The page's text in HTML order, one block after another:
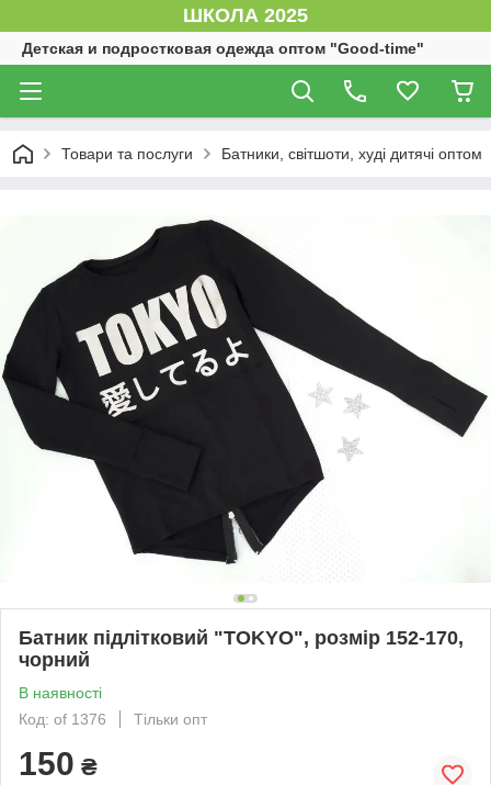
ШКОЛА 2025
Детская и подростковая одежда оптом "Good-time"
Товари та послуги Батники, світшоти, худі дитячі оптом
Батник підлітковий "TOKYO", розмір 152-170,
чорний
В наявності
Код: of 1376
Тільки опт
150 ₴